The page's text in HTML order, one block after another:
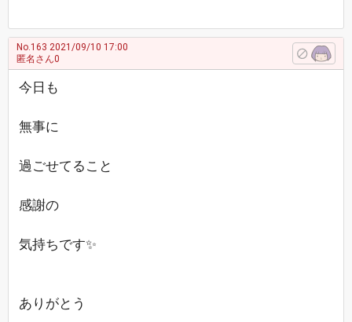
No.163 2021/09/10 17:00
匿名さん0
今日も
無事に
過ごせてること
感謝の
気持ちです✨
ありがとう